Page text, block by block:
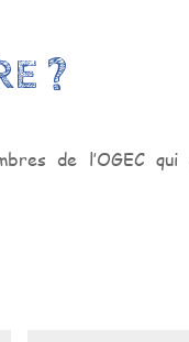
?
de l’OGEC